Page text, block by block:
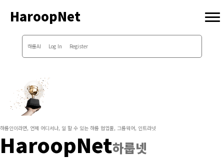
HaroopNet
하룹AI Log In Register
하룹인이라면, 언제 어디서나, 일 할 수 있는 하룹 협업툴, 그룹웨어, 인트라넷
HaroopNet하룹넷